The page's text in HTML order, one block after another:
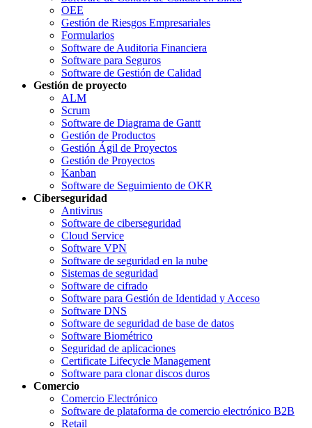
OEE
Gestión de Riesgos Empresariales
Formularios
Software de Auditoria Financiera
Software para Seguros
Software de Gestión de Calidad
Gestión de proyecto
ALM
Scrum
Software de Diagrama de Gantt
Gestión de Productos
Gestión Ágil de Proyectos
Gestión de Proyectos
Kanban
Software de Seguimiento de OKR
Ciberseguridad
Antivirus
Software de ciberseguridad
Cloud Service
Software VPN
Software de seguridad en la nube
Sistemas de seguridad
Software de cifrado
Software para Gestión de Identidad y Acceso
Software DNS
Software de seguridad de base de datos
Software Biométrico
Seguridad de aplicaciones
Certificate Lifecycle Management
Software para clonar discos duros
Comercio
Comercio Electrónico
Software de plataforma de comercio electrónico B2B
Retail